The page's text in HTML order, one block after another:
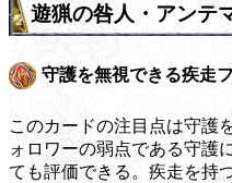
遊猟の咎人・アンテ
守護を無視できる疾走
このカードの注目点は守護
ォロワーの弱点である守護
ても評価できる。疾走を持